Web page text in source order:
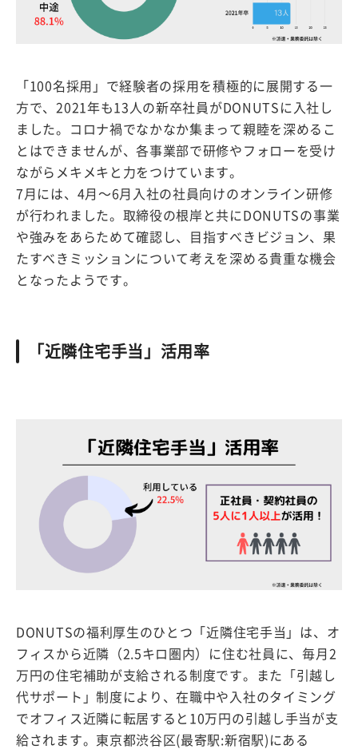
「100名採用」で経験者の採用を積極的に展開する一
方で、2021年も13人の新卒社員がDONUTSに入社し
ました。コロナ禍でなかなか集まって親睦を深めるこ
とはできませんが、各事業部で研修やフォローを受け
ながらメキメキと力をつけています。
7月には、4月〜6月入社の社員向けのオンライン研修
が行われました。取締役の根岸と共にDONUTSの事業
や強みをあらためて確認し、目指すべきビジョン、果
たすべきミッションについて考えを深める貴重な機会
となったようです。
「近隣住宅手当」活用率
DONUTSの福利厚生のひとつ「近隣住宅手当」は、オ
フィスから近隣（2.5キロ圏内）に住む社員に、毎月2
万円の住宅補助が支給される制度です。また「引越し
代サポート」制度により、在職中や入社のタイミング
でオフィス近隣に転居すると10万円の引越し手当が支
給されます。東京都渋谷区(最寄駅:新宿駅)にある